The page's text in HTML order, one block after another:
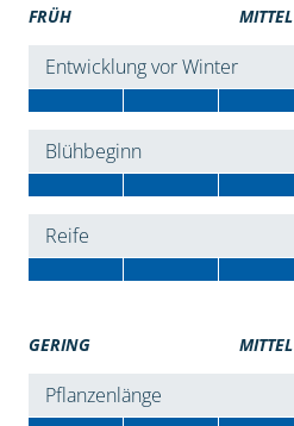
FRÜH MITTEL
Entwicklung vor Winter
Blühbeginn
Reife
GERING MITTEL
Pflanzenlänge